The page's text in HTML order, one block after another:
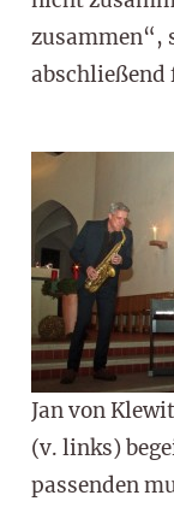
zusammen“,
abschließend
Jan von
(v. links)
passenden